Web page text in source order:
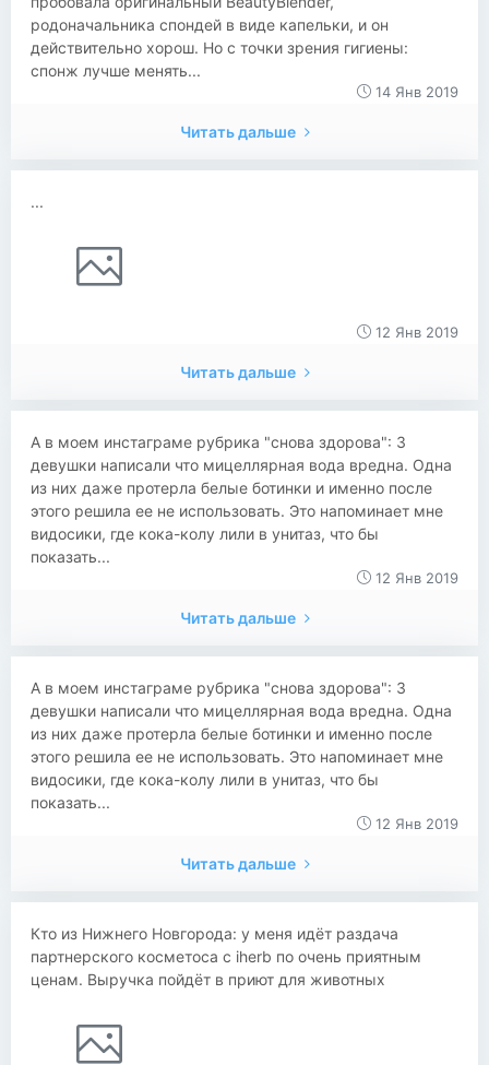
родоначальника спондей в виде капельки, и он
действительно хорош. Но с точки зрения гигиены:
спонж лучше менять...
14 Янв 2019
Читать дальше
...
12 Янв 2019
Читать дальше
​​А в моем инстаграме рубрика "снова здорова": 3
девушки написали что мицеллярная вода вредна. Одна
из них даже протерла белые ботинки и именно после
этого решила ее не использовать. Это напоминает мне
видосики, где кока-колу лили в унитаз, что бы
показать...
12 Янв 2019
Читать дальше
А в моем инстаграме рубрика "снова здорова": 3
девушки написали что мицеллярная вода вредна. Одна
из них даже протерла белые ботинки и именно после
этого решила ее не использовать. Это напоминает мне
видосики, где кока-колу лили в унитаз, что бы
показать...
12 Янв 2019
Читать дальше
Кто из Нижнего Новгорода: у меня идёт раздача
партнерского косметоса с iherb по очень приятным
ценам. Выручка пойдёт в приют для животных